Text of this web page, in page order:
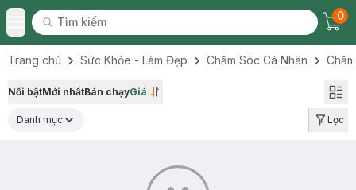
Toggle Menu
Tìm kiếm
Tìm kiếm
0
Trang chủ Sức Khỏe - Làm Đẹp Chăm Sóc Cá Nhân
Nổi bậtMới nhấtBán chạyGiá
Danh mục Lọc